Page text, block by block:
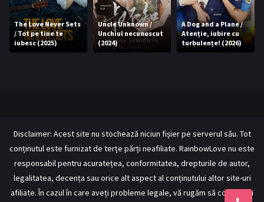
The Love Never Sets
/ Tot pe tine te
iubesc (2025)
Uncle Unknown /
Unchiul necunoscut
(2024)
A Dog and a Plane /
Atenție, iubire cu
turbulențe! (2026)
Disclaimer: Acest site nu stochează niciun fișier pe serverul său. Tot
conținutul este furnizat de terțe părți neafiliate. RainbowLove nu este
responsabil pentru acuratețea, conformitatea, drepturile de autor,
legalitatea, decența sau orice alt aspect al conținutului altor site-uri
afiliate. În cazul în care aveți probleme legale, vă rugăm să contactați